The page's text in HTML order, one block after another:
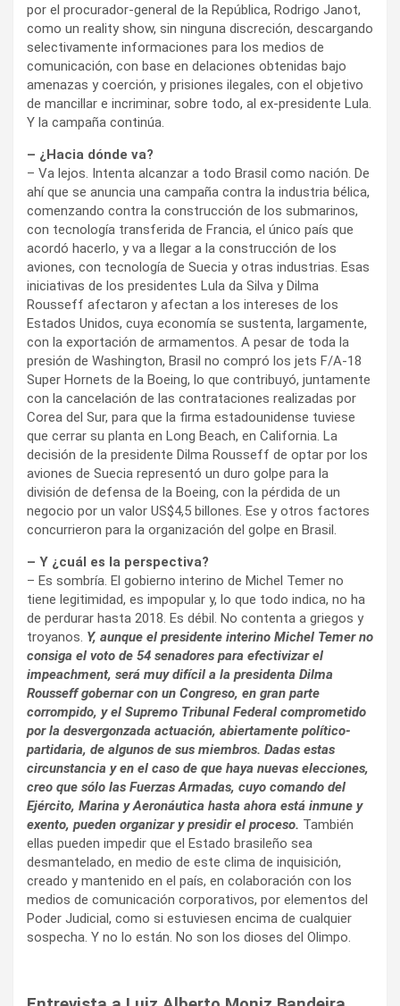
por el procurador-general de la República, Rodrigo Janot,
como un reality show, sin ninguna discreción, descargando
selectivamente informaciones para los medios de
comunicación, con base en delaciones obtenidas bajo
amenazas y coerción, y prisiones ilegales, con el objetivo
de mancillar e incriminar, sobre todo, al ex-presidente Lula.
Y la campaña continúa.
– ¿Hacia dónde va?
– Va lejos. Intenta alcanzar a todo Brasil como nación. De
ahí que se anuncia una campaña contra la industria bélica,
comenzando contra la construcción de los submarinos,
con tecnología transferida de Francia, el único país que
acordó hacerlo, y va a llegar a la construcción de los
aviones, con tecnología de Suecia y otras industrias. Esas
iniciativas de los presidentes Lula da Silva y Dilma
Rousseff afectaron y afectan a los intereses de los
Estados Unidos, cuya economía se sustenta, largamente,
con la exportación de armamentos. A pesar de toda la
presión de Washington, Brasil no compró los jets F/A-18
Super Hornets de la Boeing, lo que contribuyó, juntamente
con la cancelación de las contrataciones realizadas por
Corea del Sur, para que la firma estadounidense tuviese
que cerrar su planta en Long Beach, en California. La
decisión de la presidente Dilma Rousseff de optar por los
aviones de Suecia representó un duro golpe para la
división de defensa de la Boeing, con la pérdida de un
negocio por un valor US$4,5 billones. Ese y otros factores
concurrieron para la organización del golpe en Brasil.
– Y ¿cuál es la perspectiva?
– Es sombría. El gobierno interino de Michel Temer no
tiene legitimidad, es impopular y, lo que todo indica, no ha
de perdurar hasta 2018. Es débil. No contenta a griegos y
troyanos. Y, aunque el presidente interino Michel Temer no
consiga el voto de 54 senadores para efectivizar el
impeachment, será muy difícil a la presidenta Dilma
Rousseff gobernar con un Congreso, en gran parte
corrompido, y el Supremo Tribunal Federal comprometido
por la desvergonzada actuación, abiertamente político-
partidaria, de algunos de sus miembros. Dadas estas
circunstancia y en el caso de que haya nuevas elecciones,
creo que sólo las Fuerzas Armadas, cuyo comando del
Ejército, Marina y Aeronáutica hasta ahora está inmune y
exento, pueden organizar y presidir el proceso. También
ellas pueden impedir que el Estado brasileño sea
desmantelado, en medio de este clima de inquisición,
creado y mantenido en el país, en colaboración con los
medios de comunicación corporativos, por elementos del
Poder Judicial, como si estuviesen encima de cualquier
sospecha. Y no lo están. No son los dioses del Olimpo.